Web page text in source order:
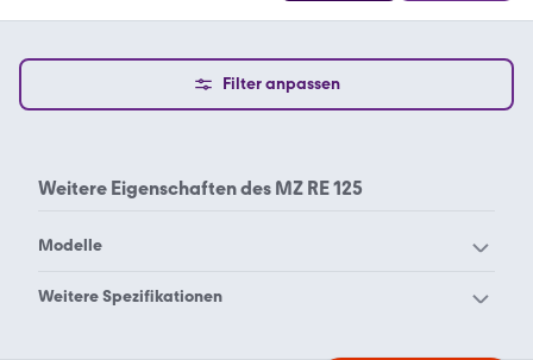
Filter anpassen
Weitere Eigenschaften des MZ RE 125
Modelle
Mz BK 350
Weitere Spezifikationen